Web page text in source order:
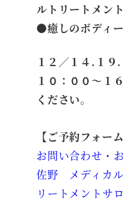
ルトリートメント
●癒しのボディ
１２／１４.１９
１０：００～１
ください。
【ご予約フォーム
お問い合わせ・
佐野 メディカ
リートメントサ